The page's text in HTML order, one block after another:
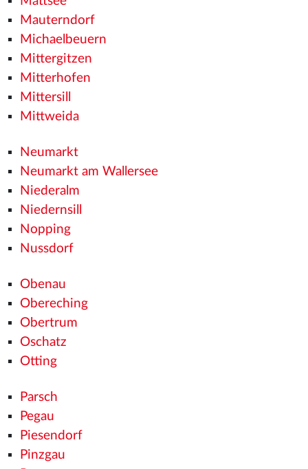
Mauterndorf
Michaelbeuern
Mittergitzen
Mitterhofen
Mittersill
Mittweida
Neumarkt
Neumarkt am Wallersee
Niederalm
Niedernsill
Nopping
Nussdorf
Obenau
Obereching
Obertrum
Oschatz
Otting
Parsch
Pegau
Piesendorf
Pinzgau